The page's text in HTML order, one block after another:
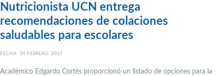
Nutricionista UCN entrega
recomendaciones de colaciones
saludables para escolares
FECHA: 24 FEBRERO, 2017
Académico Edgardo Cortés proporcionó un listado de opciones para la